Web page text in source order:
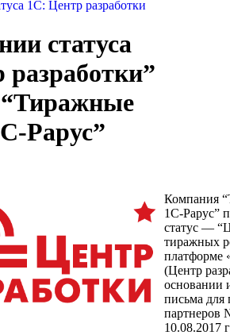
1С: Центр разработки
статуса
Рарус”
Компания
1С-Рарус”
статус —
тиражных
платформе
(Центр
основании
письма для
партнеров
10.08.2017